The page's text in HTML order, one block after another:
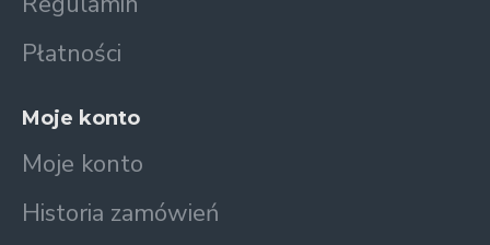
Płatności
Moje konto
Moje konto
Historia zamówień